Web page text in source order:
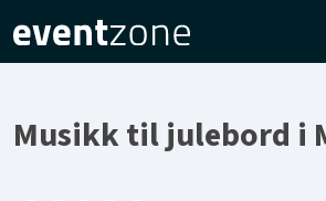
Musikk til julebord i